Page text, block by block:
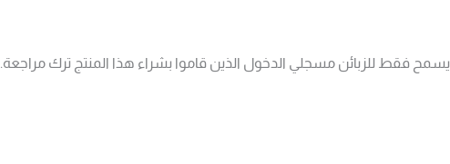
يسمح فقط للزبائن مسجلي الدخول الذين قاموا بشراء هذا المنتج ترك مراجعة.